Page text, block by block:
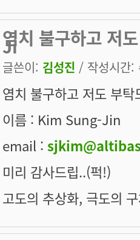
염치 불구하고 저
Ji
글쓴이: 김성진 / 작성시간
염치 불구하고 저도 부탁
이름 : Kim Sung-Jin
email :
미리 감사드립..(퍽!)
고도의 추상화, 극도의